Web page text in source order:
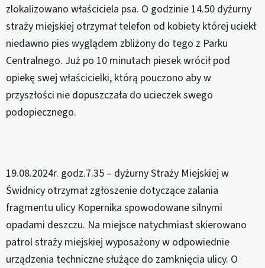
zlokalizowano właściciela psa. O godzinie 14.50 dyżurny
straży miejskiej otrzymał telefon od kobiety której uciekł
niedawno pies wyglądem zbliżony do tego z Parku
Centralnego. Już po 10 minutach piesek wrócił pod
opiekę swej właścicielki, którą pouczono aby w
przyszłości nie dopuszczała do ucieczek swego
podopiecznego.
19.08.2024r. godz.7.35 – dyżurny Straży Miejskiej w
Świdnicy otrzymał zgłoszenie dotyczące zalania
fragmentu ulicy Kopernika spowodowane silnymi
opadami deszczu. Na miejsce natychmiast skierowano
patrol straży miejskiej wyposażony w odpowiednie
urządzenia techniczne służące do zamknięcia ulicy. O